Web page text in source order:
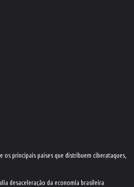
os principais países que distribuem ciberataques,
desaceleração da economia brasileira